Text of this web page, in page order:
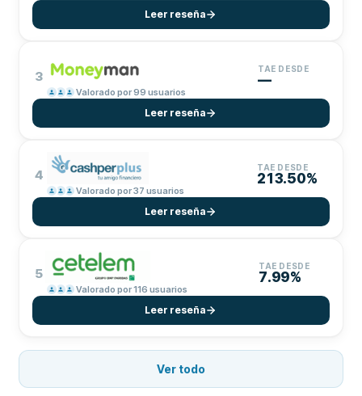
Leer reseña
3
Valorado por 99 usuarios
TAE DESDE
—
Leer reseña
4
Valorado por 37 usuarios
TAE DESDE
213.50%
Leer reseña
5
Valorado por 116 usuarios
TAE DESDE
7.99%
Leer reseña
Ver todo